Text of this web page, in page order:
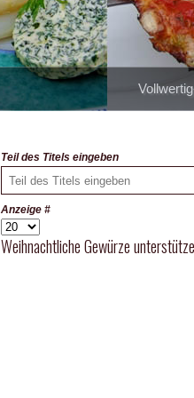
Teil des Titels eingeben
Anzeige #
Weihnachtliche Gewürze